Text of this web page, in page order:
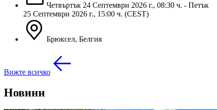
Четвъртък 24 Септември 2026 г., 08:30 ч. - Петък
25 Септември 2026 г., 15:00 ч. (CEST)
Брюксел, Бeлгия
Вижте всичко
Новини